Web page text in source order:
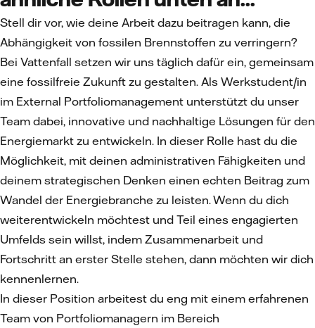
Stell dir vor, wie deine Arbeit dazu beitragen kann, die
Abhängigkeit von fossilen Brennstoffen zu verringern?
Bei Vattenfall setzen wir uns täglich dafür ein, gemeinsam
eine fossilfreie Zukunft zu gestalten. Als Werkstudent/in
im External Portfoliomanagement unterstützt du unser
Team dabei, innovative und nachhaltige Lösungen für den
Energiemarkt zu entwickeln. In dieser Rolle hast du die
Möglichkeit, mit deinen administrativen Fähigkeiten und
deinem strategischen Denken einen echten Beitrag zum
Wandel der Energiebranche zu leisten. Wenn du dich
weiterentwickeln möchtest und Teil eines engagierten
Umfelds sein willst, indem Zusammenarbeit und
Fortschritt an erster Stelle stehen, dann möchten wir dich
kennenlernen.
In dieser Position arbeitest du eng mit einem erfahrenen
Team von Portfoliomanagern im Bereich